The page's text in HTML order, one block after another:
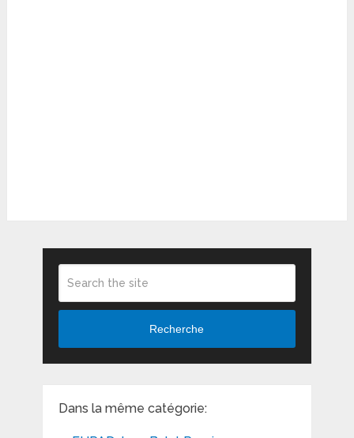
Recherche
Dans la même catégorie: